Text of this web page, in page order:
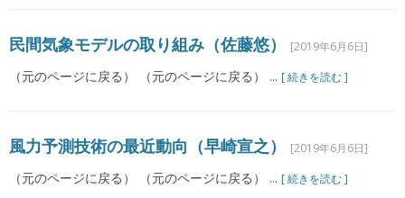
民間気象モデルの取り組み（佐藤悠） [2019年6月6日]
（元のページに戻る） （元のページに戻る） ... [ 続きを読む ]
風力予測技術の最近動向（早崎宣之） [2019年6月6日]
（元のページに戻る） （元のページに戻る） ... [ 続きを読む ]